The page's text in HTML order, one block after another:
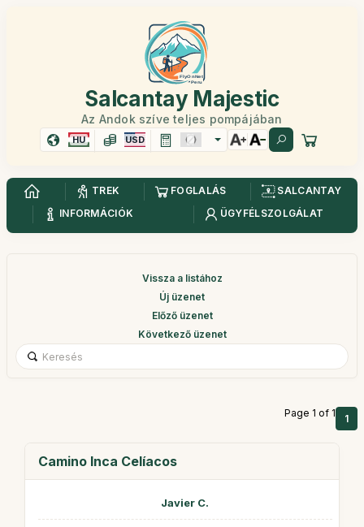
Salcantay Majestic
Az Andok szíve teljes pompájában
HU USD
TREK FOGLALÁS
SALCANTAY
INFORMÁCIÓK
ÜGYFÉLSZOLGÁLAT
Vissza a listához
Új üzenet
Előző üzenet
Következő üzenet
Page 1 of 1 1
Camino Inca Celíacos
Javier C.